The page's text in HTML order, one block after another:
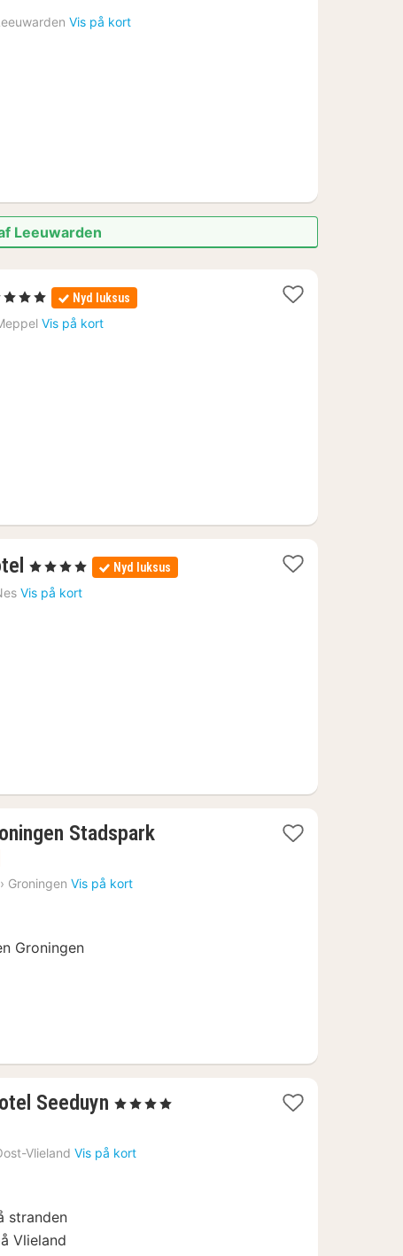
fra
837
Vis på kort
Leeuwarden
Stjerner Nyd luksus
Vis på kort
1
nat
fra
, 4 Stjerner Nyd luksus
Vis på kort
Stadspark1
› Groningen Vis på kort
Groningen
Seeduyn 1
fra
1036
, 4 Stjerner
Vlieland Vis på kort
stranden
Vlieland